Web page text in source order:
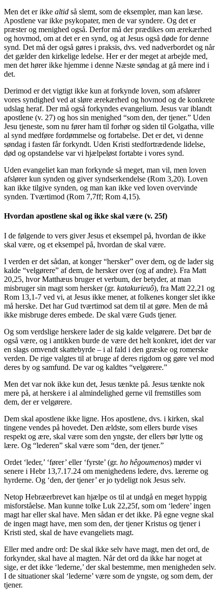
Men det er ikke altid så slemt, som de eksempler, man kan læse.
Apostlene var ikke psykopater, men de var syndere. Og det er
præster og menighed også. Derfor må der prædikes om ærekærhed
og hovmod, om at det er en synd, og at Jesus også døde for denne
synd. Det må der også gøres i praksis, dvs. ved nadverbordet og når
det gælder den kirkelige ledelse. Her er der meget at arbejde med,
men det hører ikke hjemme i denne Næste søndag at gå mere ind i
det.
Derimod er det vigtigt ikke kun at forkynde loven, som afslører
vores syndighed ved at sløre ærekærhed og hovmod og de konkrete
udslag heraf. Der må også forkyndes evangelium. Jesus var iblandt
apostlene (v. 27) og hos sin menighed “som den, der tjener.” Uden
Jesu tjeneste, som nu fører ham til forhør og siden til Golgatha, ville
al synd medføre fordømmelse og fortabelse. Det er det, vi denne
søndag i fasten får forkyndt. Uden Kristi stedfortrædende lidelse,
død og opstandelse var vi hjælpeløst fortabte i vores synd.
Uden evangeliet kan man forkynde så meget, man vil, men loven
afslører kun synden og giver syndserkendelse (Rom 3,20). Loven
kan ikke tilgive synden, og man kan ikke ved loven overvinde
synden. Tværtimod (Rom 7,7ff; Rom 4,15).
Hvordan apostlene skal og ikke skal være (v. 25f)
I de følgende to vers giver Jesus et eksempel på, hvordan de ikke
skal være, og et eksempel på, hvordan de skal være.
I verden er det sådan, at konger “hersker” over dem, og de lader sig
kalde “velgørere” af dem, de hersker over (og af andre). Fra Matt
20,25, hvor Matthæus bruger et verbum, der betyder, at man
misbruger sin magt som hersker (gr. katakurieuô), fra Matt 22,21 og
Rom 13,1-7 ved vi, at Jesus ikke mener, at folkenes konger slet ikke
må herske. Det har Gud tværtimod sat dem til at gøre. Men de må
ikke misbruge deres embede. De skal være Guds tjener.
Og som verdslige herskere lader de sig kalde velgørere. Det bør de
også være, og i antikken burde de være det helt konkret, idet der var
en slags omvendt skattebyrde – i al fald i den græske og romerske
verden. De rige valgtes til at bruge af deres rigdom og gøre vel mod
deres by og samfund. De var og kaldtes “velgørere.”
Men det var nok ikke kun det, Jesus tænkte på. Jesus tænkte nok
mere på, at herskere i al almindelighed gerne vil fremstilles som
dem, der er velgørere.
Dem skal apostlene ikke ligne. Hos apostlene, dvs. i kirken, skal
tingene vendes på hovedet. Den ældste, som ellers burde vises
respekt og ære, skal være som den yngste, der ellers bør lytte og
lære. Og “lederen” skal være som “den, der tjener.”
Ordet ‘leder,’ ‘fører’ eller ‘fyrste’ (gr. ho hêgoumenos) møder vi
senere i Hebr 13,7.17.24 om menighedens ledere, dvs. lærerne og
hyrderne. Og ‘den, der tjener’ er jo tydeligt nok Jesus selv.
Netop Hebræerbrevet kan hjælpe os til at undgå en meget hyppig
misforståelse. Man kunne tolke Luk 22,25f, som om ‘ledere’ ingen
magt har eller skal have. Men sådan er det ikke. På egne vegne skal
de ingen magt have, men som den, der tjener Kristus og tjener i
Kristi sted, skal de have evangeliets magt.
Eller med andre ord: De skal ikke selv have magt, men det ord, de
forkynder, skal have al magten. Når det ord da ikke har noget at
sige, er det ikke ‘lederne,’ der skal bestemme, men menigheden selv.
I de situationer skal ‘lederne’ være som de yngste, og som dem, der
tjener.